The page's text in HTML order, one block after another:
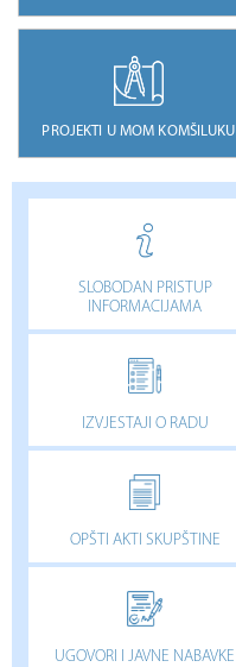
PROJEKTI U MOM KOMŠILUKU
SLOBODAN PRISTUP
INFORMACIJAMA
IZVJESTAJI O RADU
OPŠTI AKTI SKUPŠTINE
UGOVORI I JAVNE NABAVKE